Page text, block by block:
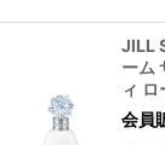
JILL
ーム
ィ
会員